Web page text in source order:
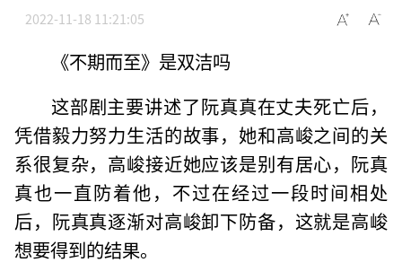
2022-11-18 11:21:05
《不期而至》是双洁吗
这部剧主要讲述了阮真真在丈夫死亡后，
凭借毅力努力生活的故事，她和高峻之间的关
系很复杂，高峻接近她应该是别有居心，阮真
真也一直防着他，不过在经过一段时间相处
后，阮真真逐渐对高峻卸下防备，这就是高峻
想要得到的结果。